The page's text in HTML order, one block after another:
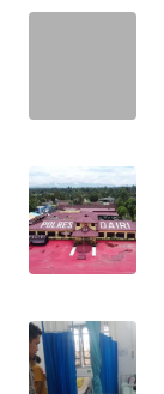
SAMOSIR
WN
PADANG
LAWAS
WN
SUMEDANG